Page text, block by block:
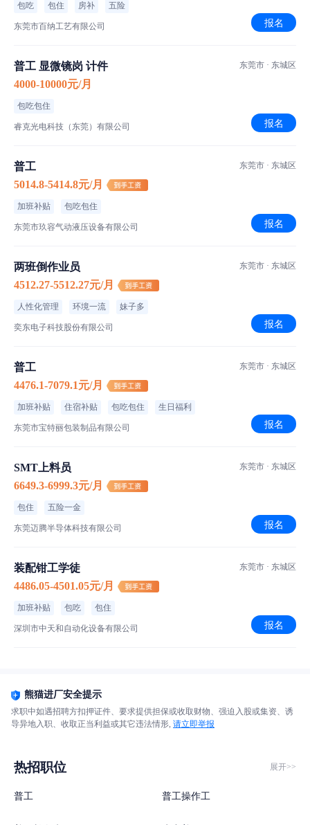
包吃 包住 房补 五险
东莞市百纳工艺有限公司 报名
普工 显微镜岗 计件
4000-10000元/月
包吃包住
睿克光电科技（东莞）有限公司
东莞市 · 东城区
报名
普工
5014.8-5414.8元/月
加班补贴 包吃包住
东莞市玖容气动液压设备有限公司
东莞市 · 东城区
报名
两班倒作业员
4512.27-5512.27元/月
人性化管理 环境一流 妹子多
奕东电子科技股份有限公司
东莞市 · 东城区
报名
普工
4476.1-7079.1元/月
加班补贴 住宿补贴 包吃包住 生日福利
东莞市宝特丽包装制品有限公司
东莞市 · 东城区
报名
SMT上料员
6649.3-6999.3元/月
包住 五险一金
东莞迈腾半导体科技有限公司
东莞市 · 东城区
报名
装配钳工学徒
4486.05-4501.05元/月
加班补贴 包吃 包住
深圳市中天和自动化设备有限公司
东莞市 · 东城区
报名
熊猫进厂安全提示
求职中如遇招聘方扣押证件、要求提供担保或收取财物、强迫入股或集资、诱
导异地入职、收取正当利益或其它违法情形, 请立即举报
热招职位 展开>>
普工 普工操作工